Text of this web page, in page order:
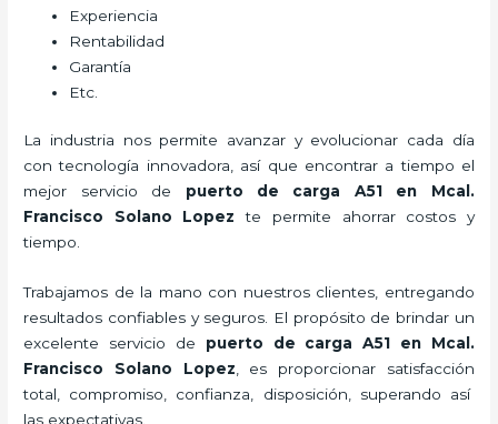
Experiencia
Rentabilidad
Garantía
Etc.
La industria nos permite avanzar y evolucionar cada día
con tecnología innovadora, así que encontrar a tiempo el
mejor servicio de puerto de carga A51
en Mcal.
Francisco Solano Lopez te permite ahorrar costos y
tiempo.
Trabajamos de la mano con nuestros clientes, entregando
resultados confiables y seguros. El propósito de brindar un
excelente servicio de puerto de carga A51 en Mcal.
Francisco Solano Lopez , es proporcionar satisfacción
total, compromiso, confianza, disposición, superando así
las expectativas.